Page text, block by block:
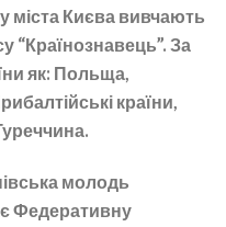
міста Києва вивчають
“Країнознавець”. За
як: Польща,
країни,
молодь
Федеративну